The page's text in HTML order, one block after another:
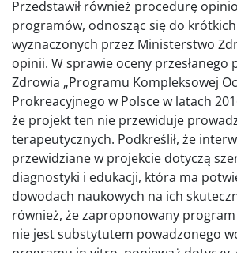
Przedstawił również procedurę
programów, odnosząc się do
wyznaczonych przez Ministerstwo
opinii. W sprawie oceny przesłanego
Zdrowia „Programu Kompleksowej
Prokreacyjnego w Polsce w latach
że projekt ten nie przewiduje
terapeutycznych. Podkreślił, że
przewidziane w projekcie dotyczą
diagnostyki i edukacji, która ma
dowodach naukowych na ich
również, że zaproponowany
nie jest substytutem powadzonego